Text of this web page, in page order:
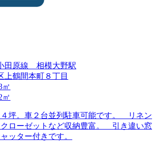
田原線 相模大野駅
上鶴間本町８丁目
㎡
㎡
坪。車２台並列駐車可能です。 リネン
ローゼットなど収納豊富。 引き違い窓
ッター付きです。